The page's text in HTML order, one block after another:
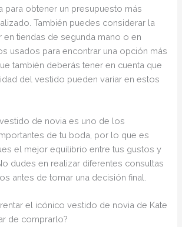
para obtener un presupuesto más
También puedes considerar la
en tiendas de segunda mano o en
usados para encontrar una opción más
también deberás tener en cuenta que
del vestido pueden variar en estos
de novia es uno de los
de tu boda, por lo que es
el mejor equilibrio entre tus gustos y
dudes en realizar diferentes consultas
antes de tomar una decisión final.
el icónico vestido de novia de Kate
de comprarlo?